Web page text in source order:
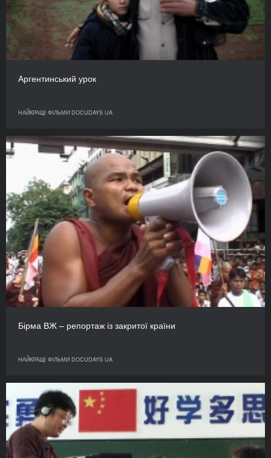
Аргентинський урок
НАЙКРАЩІ ФІЛЬМИ DOCUDAYS UA
Бірма ВЖ – репортаж із закритої країни
НАЙКРАЩІ ФІЛЬМИ DOCUDAYS UA